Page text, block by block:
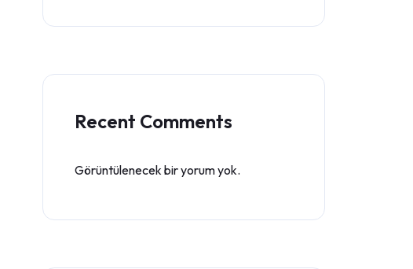
Recent Comments
Görüntülenecek bir yorum yok.